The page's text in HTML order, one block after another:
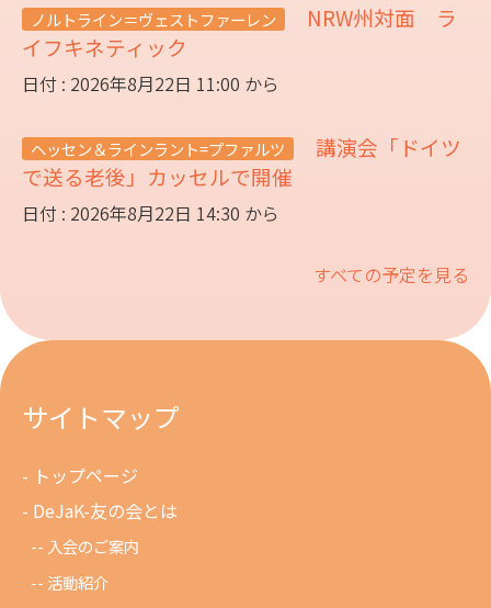
ノルトライン＝ヴェストファーレン
NRW州対面 ラ
イフキネティック
日付 : 2026年8月22日 11:00 から
ヘッセン＆ラインラント=プファルツ
講演会「ドイツ
で送る老後」カッセルで開催
日付 : 2026年8月22日 14:30 から
すべての予定を見る
サイトマップ
トップページ
DeJaK-友の会とは
入会のご案内
活動紹介